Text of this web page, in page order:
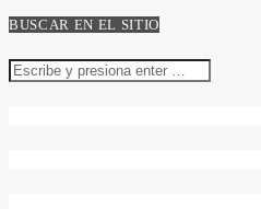
BUSCAR EN EL SITIO